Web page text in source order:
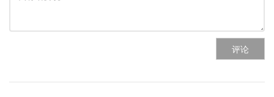
评论